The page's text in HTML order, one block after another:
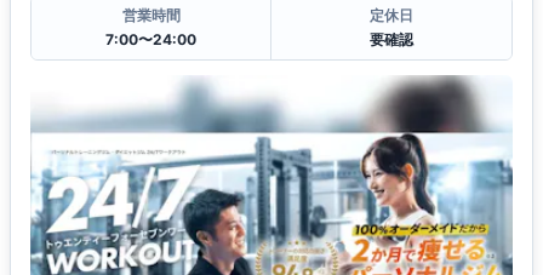
営業時間
7:00〜24:00
定休日
要確認